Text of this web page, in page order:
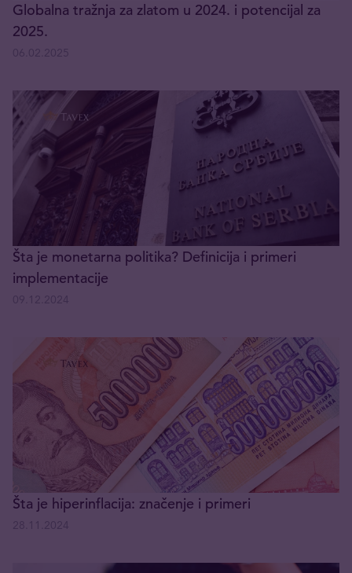
Globalna tražnja za zlatom u 2024. i potencijal za
2025.
Šta je monetarna politika? Definicija i primeri
implementacije
Šta je hiperinflacija: značenje i primeri